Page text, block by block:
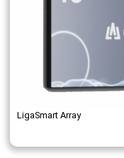
LigaSmart Array